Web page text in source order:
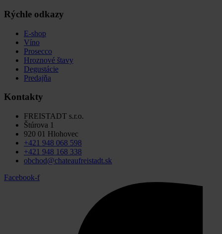
Rýchle odkazy
E-shop
Víno
Prosecco
Hroznové štavy
Degustácie
Predajňa
Kontakty
FREISTADT s.r.o.
Štúrova 1
920 01 Hlohovec
+421 948 068 598
+421 948 168 338
obchod@chateaufreistadt.sk
Facebook-f